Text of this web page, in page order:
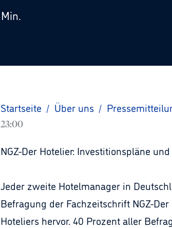
Min.
Startseite / Über uns /
23:00
NGZ-Der Hotelier: Investitionspläne
Jeder zweite Hotelmanager in
Befragung der Fachzeitschrift NGZ-
Hoteliers hervor. 40 Prozent aller